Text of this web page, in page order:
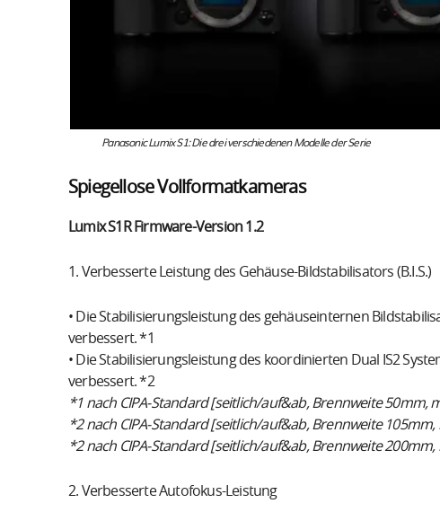
Panasonic Lumix S1: Die drei verschiedenen Modelle der Serie
Spiegellose Vollformatkameras
Lumix S1R Firmware-Version 1.2
1. Verbesserte Leistung des Gehäuse-Bildstabilisators (B.I.S.)
• Die Stabilisierungsleistung des gehäuseinternen
verbessert. *1
• Die Stabilisierungsleistung des koordinierten Dual IS2
verbessert. *2
*1 nach CIPA-Standard [seitlich/auf&ab, Brennweite 50mm,
*2 nach CIPA-Standard [seitlich/auf&ab, Brennweite 105mm,
*2 nach CIPA-Standard [seitlich/auf&ab, Brennweite 200mm,
2. Verbesserte Autofokus-Leistung